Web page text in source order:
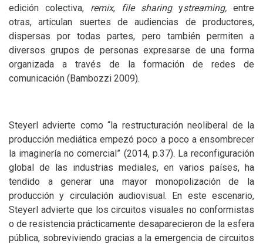
edición colectiva, remix, file sharingystreaming, entre
otras, articulan suertes de audiencias de productores,
dispersas por todas partes, pero también permiten a
diversos grupos de personas expresarse de una forma
organizada a través de la formación de redes de
comunicación (Bambozzi 2009).
Steyerl advierte como “la restructuración neoliberal de la
producción mediática empezó poco a poco a ensombrecer
la imaginería no comercial” (2014, p.37). La reconfiguración
global de las industrias mediales, en varios países, ha
tendido a generar una mayor monopolización de la
producción y circulación audiovisual. En este escenario,
Steyerl advierte que los circuitos visuales no conformistas
o de resistencia prácticamente desaparecieron de la esfera
pública, sobreviviendo gracias a la emergencia de circuitos